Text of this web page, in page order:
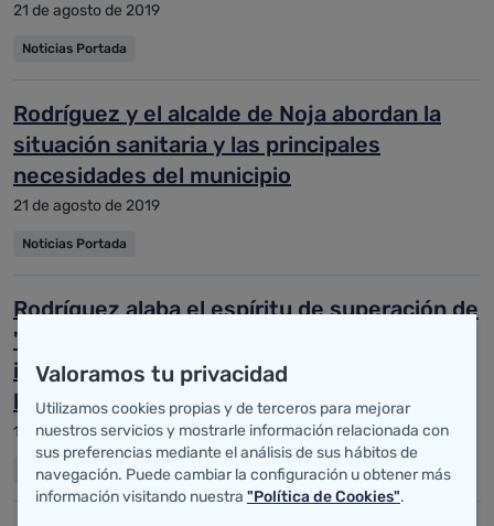
21 de agosto de 2019
Noticias Portada
Rodríguez y el alcalde de Noja abordan la
situación sanitaria y las principales
necesidades del municipio
21 de agosto de 2019
Noticias Portada
Rodríguez alaba el espíritu de superación de
'Cantabria en rosa' y recuerda la
importancia de la detección precoz en la
lucha contra el cáncer de mama
19 de agosto de 2019
Noticias Portada
Valoramos tu privacidad
Utilizamos cookies propias y de terceros para mejorar
nuestros servicios y mostrarle información relacionada con
sus preferencias mediante el análisis de sus hábitos de
navegación. Puede cambiar la configuración u obtener más
información visitando nuestra "Política de Cookies".